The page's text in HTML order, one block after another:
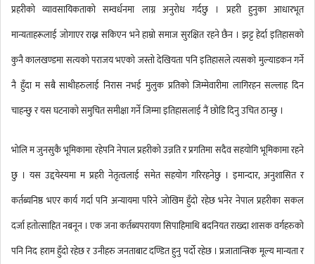
प्रहरीको व्यावसायिकताको सम्वर्धनमा लाग्न अनुरोध गर्दछु । प्रहरी हुनुका आधारभूत
मान्यताहरूलाई जोगाएर राख्न सकिएन भने हाम्रो समाज सुरक्षित रहने छैन । झट्ट हेर्दा इतिहासको
कुनै कालखण्डमा सत्यको पराजय भएको जस्तो देखियता पनि इतिहासले त्यसको मुल्याडकन गर्ने
नै हुँदा म सबै साथीहरुलाई निरास नभई मुलुक प्रतिको जिम्मेवारीमा लागिरहन सल्लाह दिन
चाहन्छु र यस घटनाको समुचित समीक्षा गर्ने जिम्मा इतिहासलाई नैं छोडि दिनु उचित ठान्छु ।
भोलि म जुनसुकै भूमिकामा रहेपनि नेपाल प्रहरीको उन्नति र प्रगतिमा सदैव सहयोगि भूमिकामा रहने
छु । यस उद्दयेस्यमा म प्रहरी नेतृत्वलाई समेत सहयोग गरिरहनेछु । इमान्दार, अनुशासित र
कर्तब्यनिष्ठ भएर कार्य गर्दा पनि अन्यायमा परिने जोखिम हुँदो रहेछ भनेर नेपाल प्रहरीका सकल
दर्जा हतोत्साहित नबनून । एक जना कर्तब्यपरायण सिपाहिमाथि बदनियत राख्दा शासक वर्गहरुको
पनि निद हराम हुँदो रहेछ र उनीहरु जनताबाट दण्डित हुनु पर्दो रहेछ । प्रजातान्त्रिक मूल्य मान्यता र